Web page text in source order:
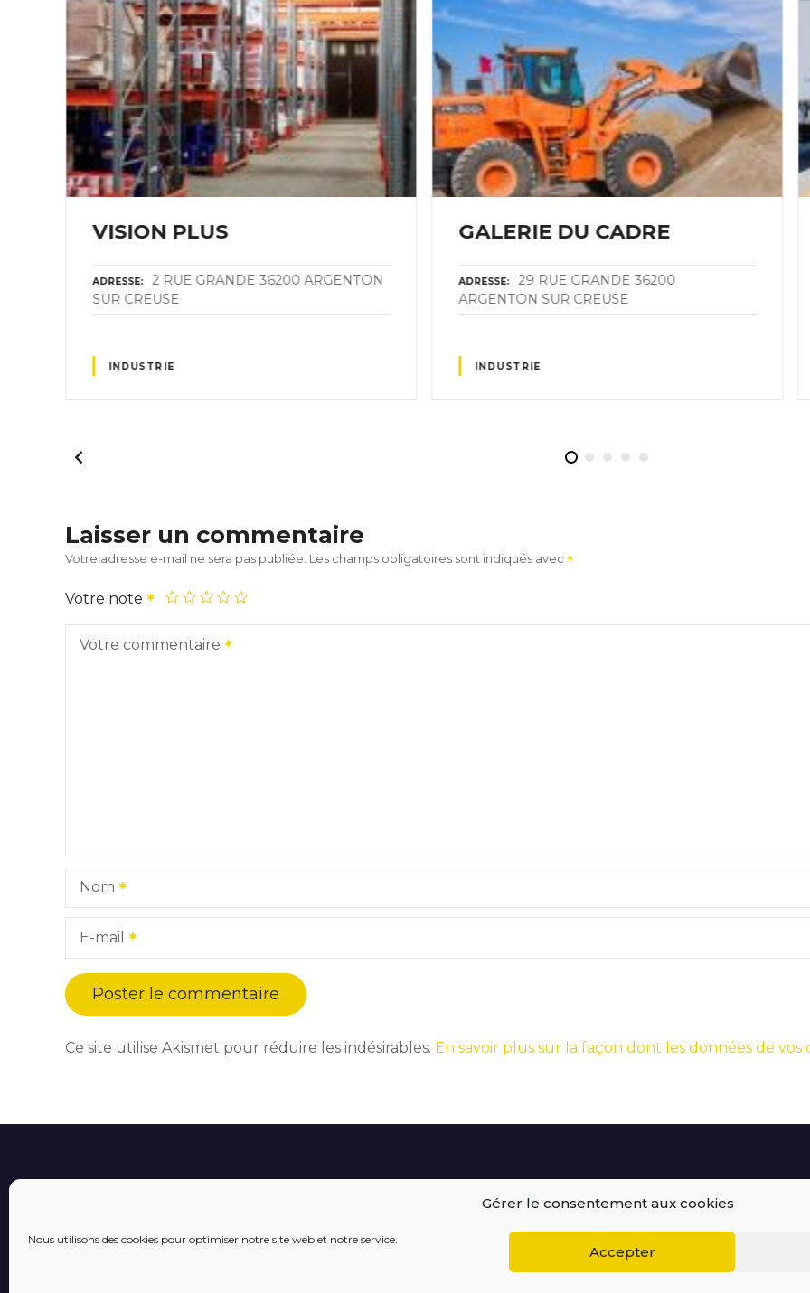
Gérer le consentement aux cookies
Nous utilisons des cookies pour optimiser notre site web et notre service.
Accepter
VISION PLUS
ADRESSE
2 RUE GRANDE 36200 ARGENTON
SUR CREUSE
INDUSTRIE
GALERIE DU CADRE
ADRESSE
29 RUE GRANDE 36200
ARGENTON SUR CREUSE
INDUSTRIE
Laisser un commentaire
Votre adresse e-mail ne sera pas publiée. Les champs obligatoires sont indiqués avec
Votre note
Votre commentaire
Nom
E-mail
Ce site utilise Akismet pour réduire les indésirables. En savoir plus sur la façon dont les données de
BEGOODINWEB | 2021 ©